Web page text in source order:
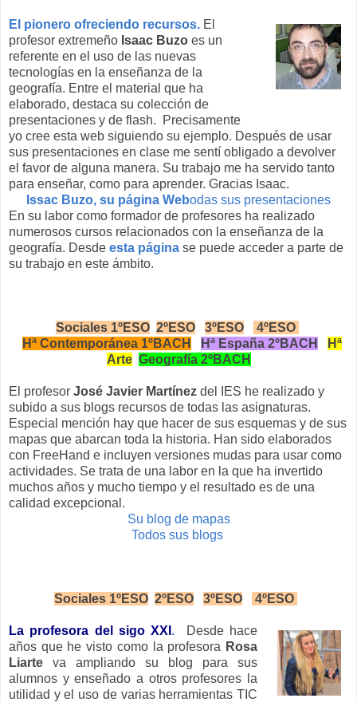
El pionero ofreciendo recursos. El
profesor extremeño Isaac Buzo es un
referente en el uso de las nuevas
tecnologías en la enseñanza de la
geografía. Entre el material que ha
elaborado, destaca su colección de
presentaciones y de flash. Precisamente
yo cree esta web siguiendo su ejemplo. Después de usar
sus presentaciones en clase me sentí obligado a devolver
el favor de alguna manera. Su trabajo me ha servido tanto
para enseñar, como para aprender. Gracias Isaac.
Issac Buzo, su página Webodas sus presentaciones
En su labor como formador de profesores ha realizado
numerosos cursos relacionados con la enseñanza de la
geografía. Desde esta página se puede acceder a parte de
su trabajo en este ámbito.
Sociales 1ºESO 2ºESO 3ºESO
4ºESO
Hª Contemporánea 1ºBACH
Hª España 2ºBACH
Hª
Arte Geografía 2ºBACH
El profesor José Javier Martínez del IES he realizado y
subido a sus blogs recursos de todas las asignaturas.
Especial mención hay que hacer de sus esquemas y de sus
mapas que abarcan toda la historia. Han sido elaborados
con FreeHand e incluyen versiones mudas para usar como
actividades. Se trata de una labor en la que ha invertido
muchos años y mucho tiempo y el resultado es de una
calidad excepcional.
Su blog de mapas
Todos sus blogs
Sociales 1ºESO 2ºESO 3ºESO 4ºESO
La profesora del sigo XXI .
Desde hace
años que he visto como la profesora Rosa
Liarteva ampliando su blog para sus
alumnos y enseñado a otros profesores la
utilidad y el uso de varias herramientas TIC